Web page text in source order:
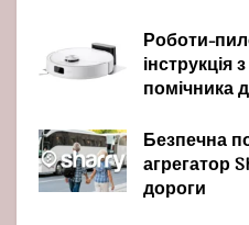
Роботи-
помічника
Безпечна
агрегатор
дороги